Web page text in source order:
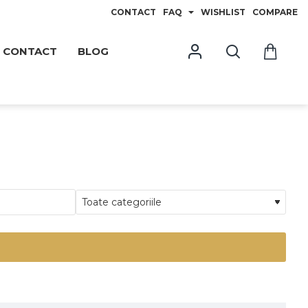
CONTACT FAQ WISHLIST COMPARE
CONTACT BLOG